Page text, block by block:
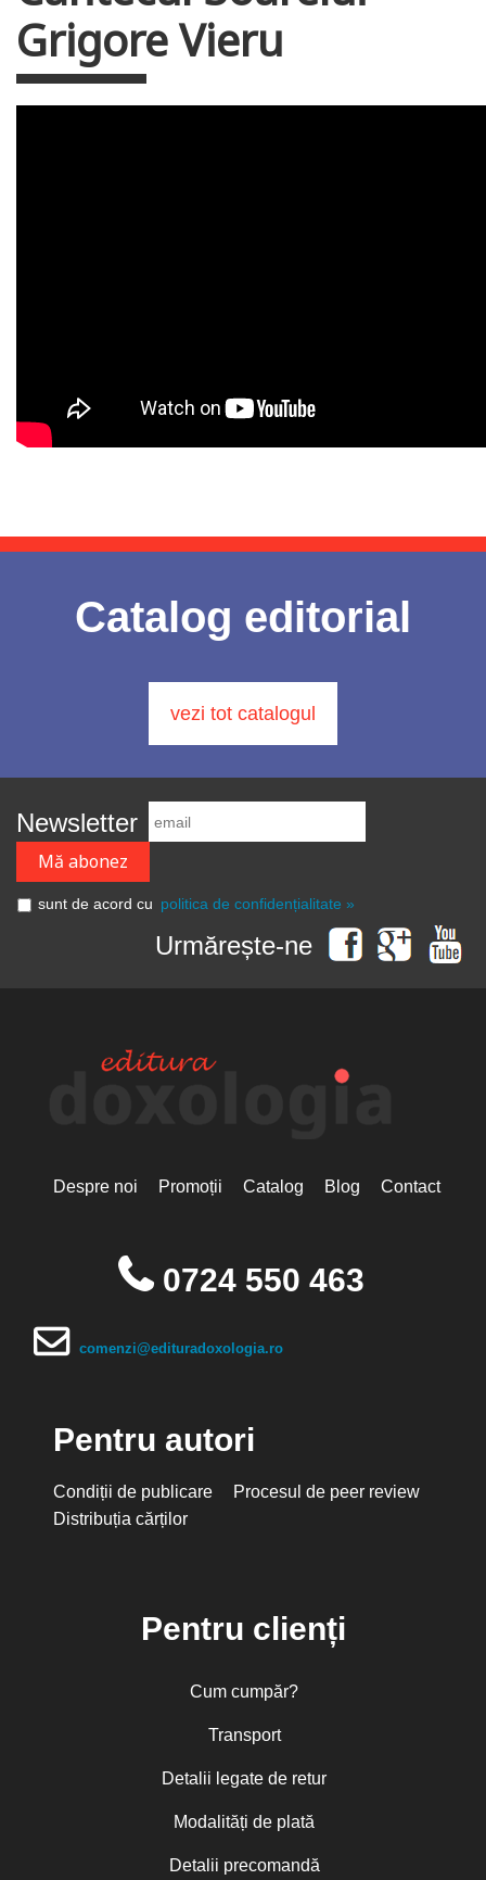
Grigore Vieru
Catalog editorial
vezi tot catalogul
Newsletter
sunt de acord cu politica de confidențialitate »
Urmărește-ne
Despre noi Promoții Catalog Blog Contact
0724 550 463
comenzi@edituradoxologia.ro
Pentru autori
Condiții de publicare
Procesul de peer review
Distribuția cărților
Pentru clienți
Cum cumpăr?
Transport
Detalii legate de retur
Modalități de plată
Detalii precomandă